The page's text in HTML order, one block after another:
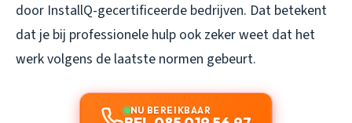
door InstallQ-gecertificeerde bedrijven. Dat betekent
dat je bij professionele hulp ook zeker weet dat het
werk volgens de laatste normen gebeurt.
NU BEREIKBAAR